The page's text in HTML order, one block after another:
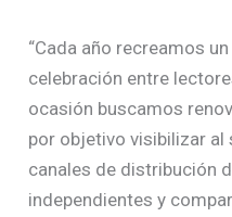
“Cada año recreamos
celebración entre
ocasión buscamos
por objetivo visibilizar
canales de distribución
independientes y